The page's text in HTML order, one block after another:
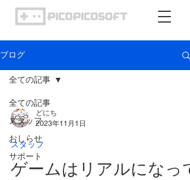
ブログ
全ての記事
スタッフ
おしらせ
サポート
全ての記事
どにち
2023年11月1日
スタッフ
ゲームはリアルになって